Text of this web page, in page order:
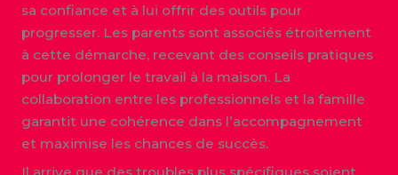
sa confiance et à lui offrir des outils pour
progresser. Les parents sont associés étroitement
à cette démarche, recevant des conseils pratiques
pour prolonger le travail à la maison. La
collaboration entre les professionnels et la famille
garantit une cohérence dans l’accompagnement
et maximise les chances de succès.